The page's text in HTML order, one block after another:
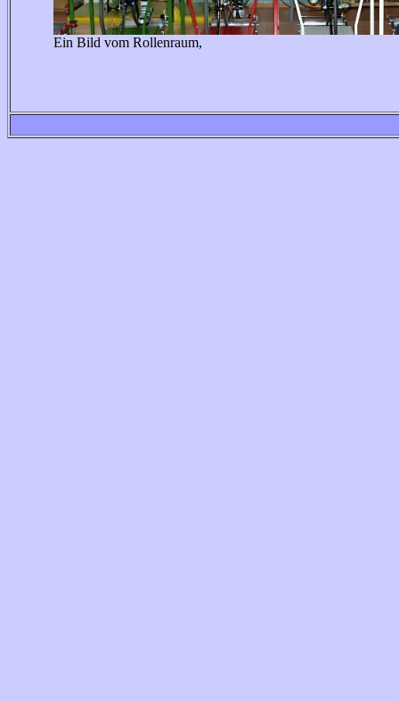
Ein Bild vom Rollenraum,